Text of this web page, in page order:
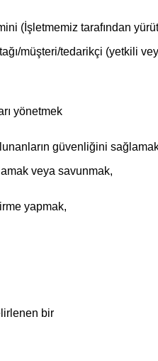
(İşletmemiz tarafından
müşteri/tedarikçi (yetkili
yönetmek
güvenliğini
veya savunmak,
yapmak,
bir